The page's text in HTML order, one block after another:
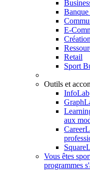
E-
Retail
Sport
Outils et
InfoLab
aux
Vous êtes
programmes